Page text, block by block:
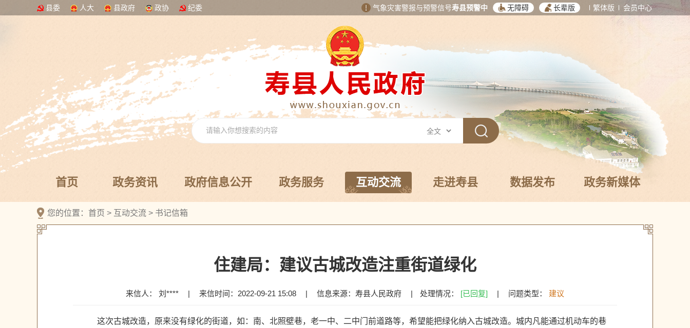
县委 人大 县政府 政协 纪委 气象灾害警报与预警信号寿县预警中 无障碍 长辈版 繁体版 会员中心
首页 政务资讯 政府信息公开 政务服务 互动交流 走进寿县 数据发布 政务新媒体
您的位置： 首页 > 互动交流 > 书记信箱
住建局：建议古城改造注重街道绿化
来信人： 刘**** | 来信时间：2022-09-21 15:08 | 信息来源：寿县人民政府 | 处理情况： [已回复] | 问题类型： 建议
这次古城改造，原来没有绿化的街道，如：南、北照壁巷，老一中、二中门前道路等，希望能把绿化纳入古城改造。城内凡能通过机动车的巷